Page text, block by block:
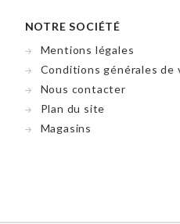
NOTRE SOCIÉTÉ
Mentions légales
Conditions générales de
Nous contacter
Plan du site
Magasins